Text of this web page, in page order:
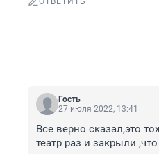
Гость
27 июля 2022, 13:41
Все верно сказал,это
театр раз и закрыли